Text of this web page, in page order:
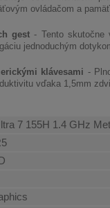
ovládačom a
gest - Tento skutočne
jednoduchým
klávesami -
vďaka 1,5mm
7 155H 1.4 GHz